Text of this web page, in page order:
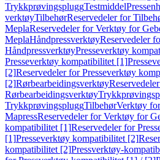
TrykkprøvingspluggTestmiddel
verktøyTilbehørReservedeler for
MeplaReservedeler for Verktøy for
MeplaHåndpressverktøyReservedeler
HåndpressverktøyPresseverktøy
Presseverktøy kompatibilitet [1]
[2]Reservedeler for Presseverktøy
[2]Rørbearbeidingsverktøy
Rørbearbeidingsverktøy
TrykkprøvingspluggTilbehørVerktøy
MapressReservedeler for Verktøy for
kompatibilitet [1]Reservedeler for
[1]Presseverktøy kompatibilitet [2]
kompatibilitet [2]Pressverktøy-